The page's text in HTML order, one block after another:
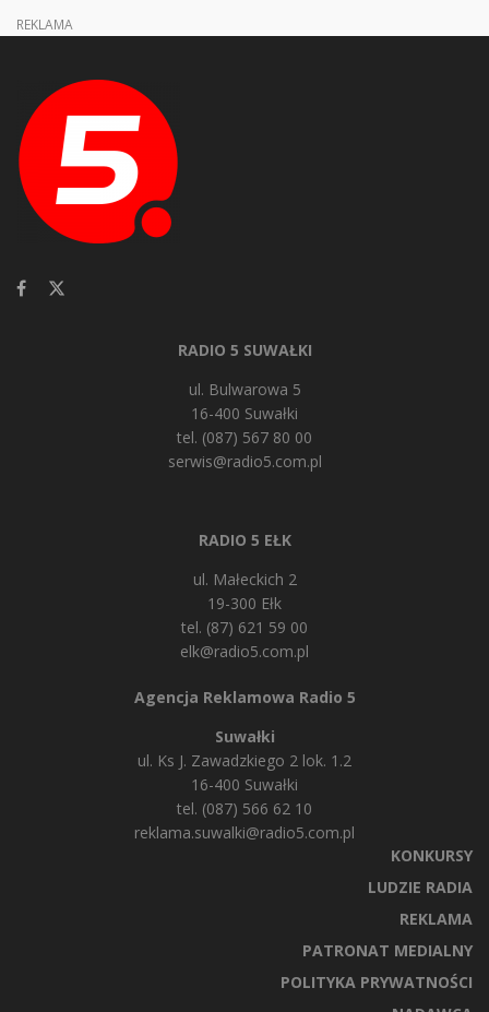
REKLAMA
RADIO 5 SUWAŁKI
ul. Bulwarowa 5
16-400 Suwałki
tel. (087) 567 80 00
serwis@radio5.com.pl
RADIO 5 EŁK
ul. Małeckich 2
19-300 Ełk
tel. (87) 621 59 00
elk@radio5.com.pl
Agencja Reklamowa Radio 5
Suwałki
ul. Ks J. Zawadzkiego 2 lok. 1.2
16-400 Suwałki
tel. (087) 566 62 10
reklama.suwalki@radio5.com.pl
KONKURSY
LUDZIE RADIA
REKLAMA
PATRONAT MEDIALNY
POLITYKA PRYWATNOŚCI